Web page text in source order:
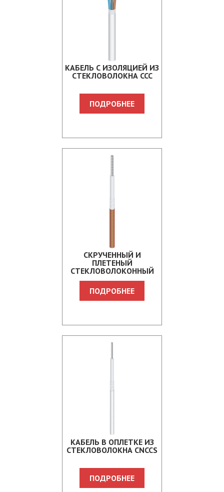
КАБЕЛЬ С ИЗОЛЯЦИЕЙ ИЗ
СТЕКЛОВОЛОКНА CCC
ПОДРОБНЕЕ
СКРУЧЕННЫЙ И
ПЛЕТЕНЫЙ
СТЕКЛОВОЛОКОННЫЙ
КАБЕЛЬ ИЗ ЧИСТОГО
НИКЕЛЯ NCCS 3000
ПОДРОБНЕЕ
КАБЕЛЬ В ОПЛЕТКЕ ИЗ
СТЕКЛОВОЛОКНА CNCCS
ПОДРОБНЕЕ